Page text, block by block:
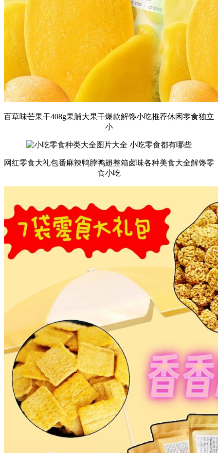
百草味芒果干408g果脯大果干爆款解馋小吃推荐休闲零食独立
小
网红零食大礼包番麻辣鸭脖鸭翅整箱卤味各种美食大全解馋零
食小吃